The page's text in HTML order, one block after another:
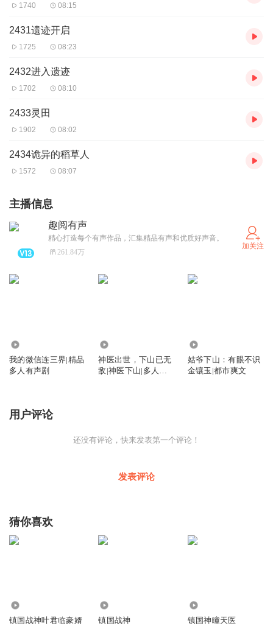
1740 08:15
2431遗迹开启
1725 08:23
2432进入遗迹
1702 08:10
2433灵田
1902 08:02
2434诡异的稻草人
1572 08:07
主播信息
趣阅有声
精心打造每个有声作品，汇集精品有声和优质好声音。
261.84万
加关注
我的微信连三界|精品
多人有声剧
神医出世，下山已无
敌|神医下山|多人有
姑爷下山：有眼不识
金镶玉|都市爽文
用户评论
还没有评论，快来发表第一个评论！
发表评论
猜你喜欢
镇国战神叶君临豪婿 镇国战神 镇国神瞳天医